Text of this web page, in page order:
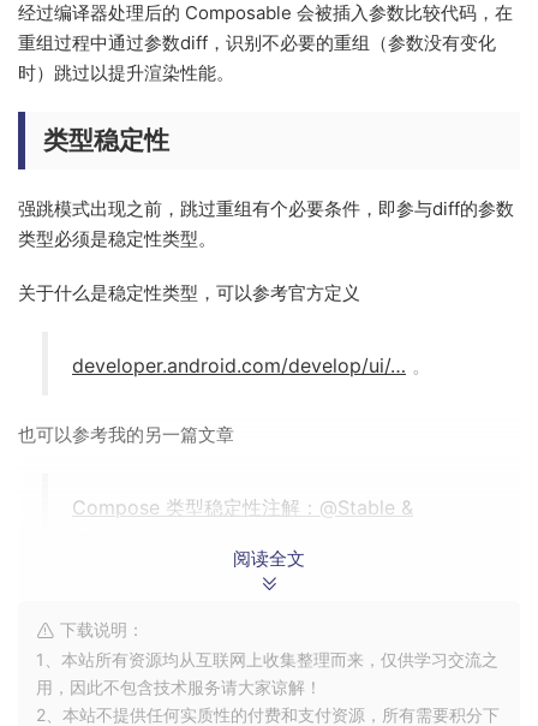
经过编译器处理后的 Composable 会被插入参数比较代码，在
重组过程中通过参数diff，识别不必要的重组（参数没有变化
时）跳过以提升渲染性能。
类型稳定性
强跳模式出现之前，跳过重组有个必要条件，即参与diff的参数
类型必须是稳定性类型。
关于什么是稳定性类型，可以参考官方定义
developer.android.com/develop/ui/… 。
也可以参考我的另一篇文章
Compose 类型稳定性注解：@Stable &
成员的 data class），亦或者其变化可被追踪的类型
mutableStateOf() 的返回值 ），而且稳定类型的成员
必须也是稳定类型。
阅读全文
下载说明：
1、本站所有资源均从互联网上收集整理而来，仅供学习交流之
用，因此不包含技术服务请大家谅解！
2、本站不提供任何实质性的付费和支付资源，所有需要积分下